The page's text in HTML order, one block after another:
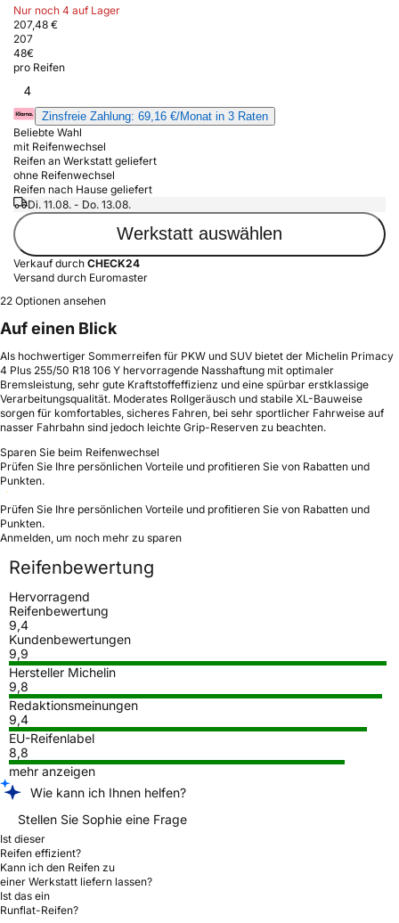
Nur noch 4 auf Lager
207,48 €
207
48€
pro Reifen
4
Zinsfreie Zahlung: 69,16 €/Monat in 3 Raten
Beliebte Wahl
mit Reifenwechsel
Reifen an Werkstatt geliefert
ohne Reifenwechsel
Reifen nach Hause geliefert
Di. 11.08. - Do. 13.08.
Werkstatt auswählen
Verkauf durch CHECK24
Versand durch Euromaster
22 Optionen ansehen
Auf einen Blick
Als hochwertiger Sommerreifen für PKW und SUV bietet der Michelin Primacy
4 Plus 255/50 R18 106 Y hervorragende Nasshaftung mit optimaler
Bremsleistung, sehr gute Kraftstoffeffizienz und eine spürbar erstklassige
Verarbeitungsqualität. Moderates Rollgeräusch und stabile XL-Bauweise
sorgen für komfortables, sicheres Fahren, bei sehr sportlicher Fahrweise auf
nasser Fahrbahn sind jedoch leichte Grip-Reserven zu beachten.
Sparen Sie beim Reifenwechsel
Prüfen Sie Ihre persönlichen Vorteile und profitieren Sie von Rabatten und
Punkten.
Prüfen Sie Ihre persönlichen Vorteile und profitieren Sie von Rabatten und
Punkten.
Anmelden, um noch mehr zu sparen
Reifenbewertung
Hervorragend
Reifenbewertung
9,4
Kundenbewertungen
9,9
Hersteller Michelin
9,8
Redaktionsmeinungen
9,4
EU-Reifenlabel
8,8
mehr anzeigen
Wie kann ich Ihnen helfen?
Stellen Sie Sophie eine Frage
Ist dieser
Reifen effizient?
Kann ich den Reifen zu
einer Werkstatt liefern lassen?
Ist das ein
Runflat-Reifen?